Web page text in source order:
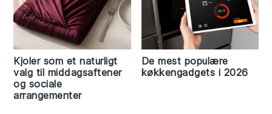
Kjoler som et naturligt
valg til middagsaftener
og sociale
arrangementer
De mest populære
køkkengadgets i 2026